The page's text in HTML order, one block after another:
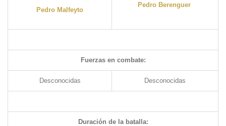
Pedro Malfeyto
Pedro Berenguer
Fuerzas en combate:
Desconocidas Desconocidas
Duración de la batalla: